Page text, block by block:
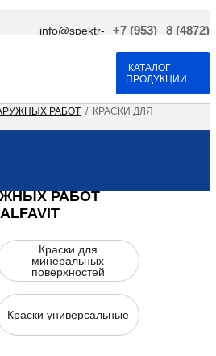
info@spektr-
+7 (953)
8 (4872)
КАТАЛОГ
ПРОДУКЦИИ
РАБОТ / КРАСКИ ДЛЯ
РАБОТ
Краски для
минеральных
поверхностей
Краски универсальные